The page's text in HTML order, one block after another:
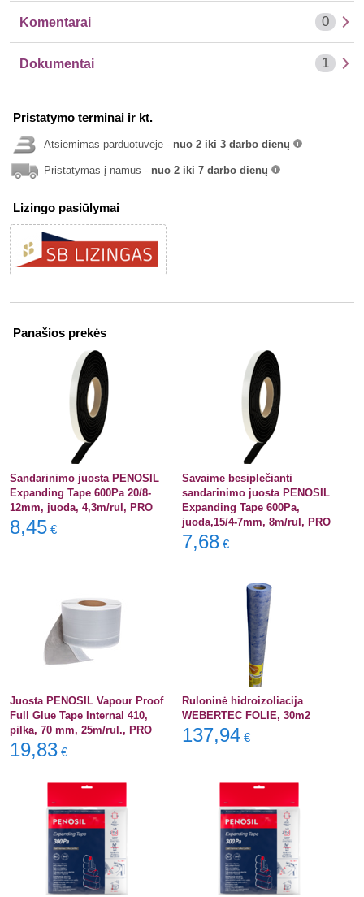
Komentarai 0
Dokumentai 1
Pristatymo terminai ir kt.
Atsiėmimas parduotuvėje - nuo 2 iki 3 darbo dienų
Pristatymas į namus - nuo 2 iki 7 darbo dienų
Lizingo pasiūlymai
Panašios prekės
Sandarinimo juosta PENOSIL
Expanding Tape 600Pa 20/8-
12mm, juoda, 4,3m/rul, PRO
8,45 €
Savaime besiplečianti
sandarinimo juosta PENOSIL
Expanding Tape 600Pa,
juoda,15/4-7mm, 8m/rul, PRO
7,68 €
Juosta PENOSIL Vapour Proof
Full Glue Tape Internal 410,
pilka, 70 mm, 25m/rul., PRO
19,83 €
Ruloninė hidroizoliacija
WEBERTEC FOLIE, 30m2
137,94 €